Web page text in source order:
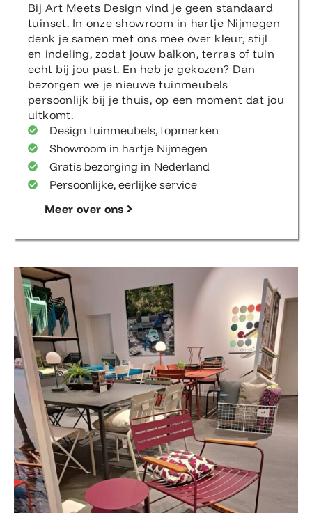
Bij Art Meets Design vind je geen standaard
tuinset. In onze showroom in hartje Nijmegen
denk je samen met ons mee over kleur, stijl
en indeling, zodat jouw balkon, terras of tuin
echt bij jou past. En heb je gekozen? Dan
bezorgen we je nieuwe tuinmeubels
persoonlijk bij je thuis, op een moment dat jou
uitkomt.
Design tuinmeubels, topmerken
Showroom in hartje Nijmegen
Gratis bezorging in Nederland
Persoonlijke, eerlijke service
Meer over ons